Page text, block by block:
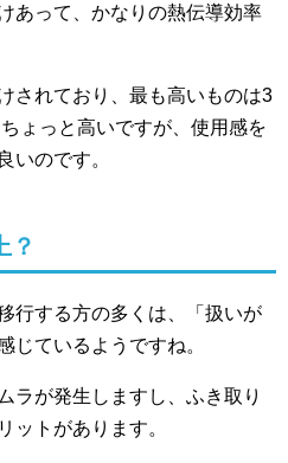
あって、かなりの熱伝導効率
されており、最も高いものは3
ょっと高いですが、使用感を
いのです。
？
行する方の多くは、「扱いが
じているようですね。
ラが発生しますし、ふき取り
ットがあります。